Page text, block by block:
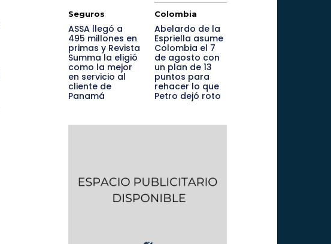
Seguros
ASSA llegó a
495 millones en
primas y Revista
Summa la eligió
como la mejor
en servicio al
cliente de
Panamá
Colombia
Abelardo de la
Espriella asume
Colombia el 7
de agosto con
un plan de 13
puntos para
rehacer lo que
Petro dejó roto